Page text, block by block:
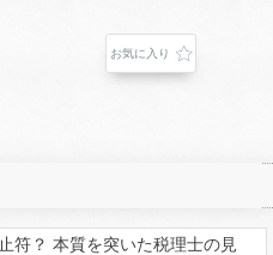
お気に入り
符？ 本質を突いた税理士の見